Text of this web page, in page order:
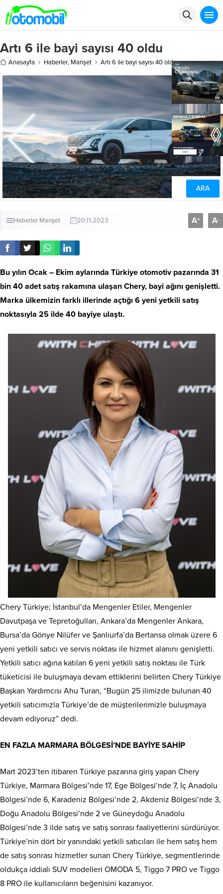
Artı 6 ile bayi sayısı 40 oldu
Anasayfa Haberler, Manşet Artı 6 ile bayi sayısı 40 oldu
Haberler Manşet 20.11.2023 A+ A-
Bu yılın Ocak – Ekim aylarında Türkiye otomotiv pazarında 31
bin 40 adet satış rakamına ulaşan Chery, bayi ağını genişletti.
Marka ülkemizin farklı illerinde açtığı 6 yeni yetkili satış
noktasıyla 25 ilde 40 bayiye ulaştı.
Chery Türkiye; İstanbul’da Mengenler Etiler, Mengenler
Davutpaşa ve Tepretoğulları, Ankara’da Mengenler Ankara,
Bursa’da Gönye Nilüfer ve Şanlıurfa’da Bertansa olmak üzere 6
yeni yetkili satıcı ve servis noktası ile hizmet alanını genişletti.
Yetkili satıcı ağına katılan 6 yeni yetkili satış noktası ile Türk
tüketicisi ile buluşmaya devam ettiklerini belirten Chery Türkiye
Başkan Yardımcısı Ahu Turan, “Bugün 25 ilimizde bulunan 40
yetkili satıcımızla Türkiye’de de müşterilerimizle buluşmaya
devam ediyoruz” dedi.
EN FAZLA MARMARA BÖLGESİ’NDE BAYİYE SAHİP
Mart 2023’ten itibaren Türkiye pazarına giriş yapan Chery
Türkiye, Marmara Bölgesi’nde 17, Ege Bölgesi’nde 7, İç Anadolu
Bölgesi’nde 6, Karadeniz Bölgesi’nde 2, Akdeniz Bölgesi’nde 3,
Doğu Anadolu Bölgesi’nde 2 ve Güneydoğu Anadolu
Bölgesi’nde 3 ilde satış ve satış sonrası faaliyetlerini sürdürüyor.
Türkiye’nin dört bir yanındaki yetkili satıcıları ile hem satış hem
de satış sonrası hizmetler sunan Chery Türkiye, segmentlerinde
oldukça iddialı SUV modelleri OMODA 5, Tiggo 7 PRO ve Tiggo
8 PRO ile kullanıcıların beğenisini kazanıyor.